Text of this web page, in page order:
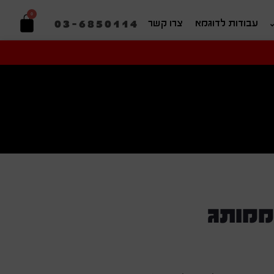
עבודות לדוגמא צרו קשר 03-6850114
0